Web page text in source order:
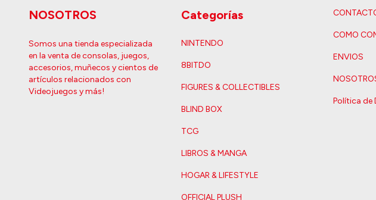
NOSOTROS
Somos una tienda especializada
en la venta de consolas, juegos,
accesorios, muñecos y cientos de
artículos relacionados con
Videojuegos y más!
Categorías
NINTENDO
8BITDO
FIGURES & COLLECTIBLES
BLIND BOX
TCG
LIBROS & MANGA
HOGAR & LIFESTYLE
OFFICIAL PLUSH
COMO
ENVIOS
Política de